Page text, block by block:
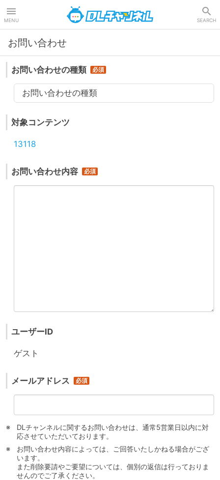
MENU SEARCH
お問い合わせ
お問い合わせの種類
お問い合わせの種類
対象コンテンツ
13118
お問い合わせ内容
ユーザーID
ゲスト
メールアドレス
DLチャンネルに関するお問い合わせは、通常5営業日以内に対
応させていただいております。
お問い合わせ内容によっては、ご回答いたしかねる場合がござ
います。
また削除要請やご要望については、個別の返信は行っておりま
せんのでご了承ください。